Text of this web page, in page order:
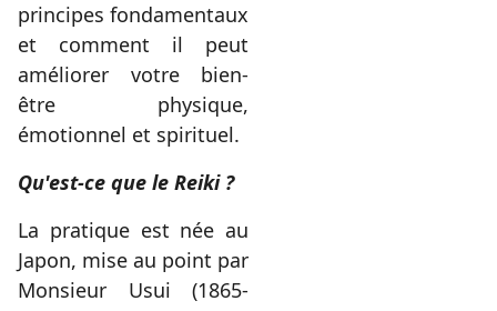
principes fondamentaux
et comment il peut
améliorer votre bien-
être physique,
émotionnel et spirituel.
Qu'est-ce que le Reiki ?
La pratique est née au
Japon, mise au point par
Monsieur Usui (1865-